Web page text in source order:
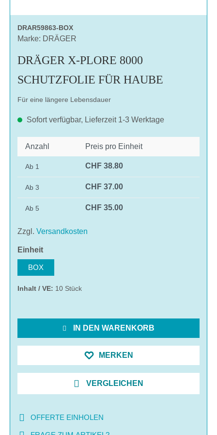
DRAR59863-BOX
Marke: DRÄGER
DRÄGER X-PLORE 8000
SCHUTZFOLIE FÜR HAUBE
Für eine längere Lebensdauer
Sofort verfügbar, Lieferzeit 1-3 Werktage
Anzahl Preis pro Einheit
Ab 1 CHF 38.80
Ab 3 CHF 37.00
Ab 5 CHF 35.00
Zzgl. Versandkosten
Einheitauswählen
BOX
Inhalt / VE: 10 Stück
IN DEN WARENKORB
MERKEN
VERGLEICHEN
OFFERTE EINHOLEN